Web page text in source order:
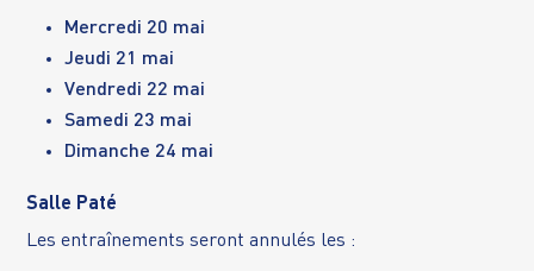
Mercredi 20 mai
Jeudi 21 mai
Vendredi 22 mai
Samedi 23 mai
Dimanche 24 mai
Salle Paté
Les entraînements seront annulés les :